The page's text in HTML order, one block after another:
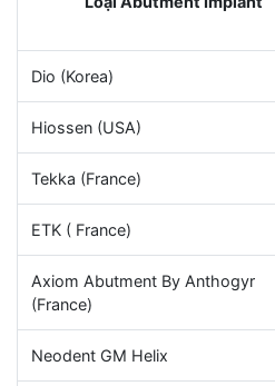
Dio (Korea)
Hiossen (USA)
Tekka (France)
ETK ( France)
Axiom Abutment By Anthogyr
(France)
Neodent GM Helix